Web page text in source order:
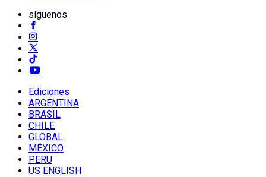
síguenos
Ediciones
ARGENTINA
BRASIL
CHILE
GLOBAL
MÉXICO
PERU
US ENGLISH